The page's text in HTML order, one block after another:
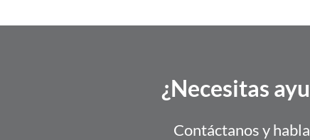
¿Necesitas
Contáctanos y